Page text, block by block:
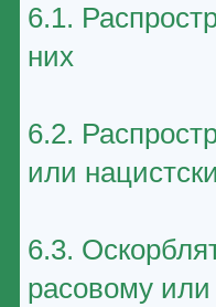
6.1.
них
6.2.
или
6.3.
расовому